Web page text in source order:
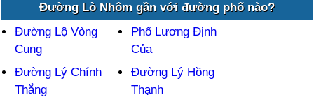
Đường Lò Nhôm gần với đường phố nào?
Đường Lộ Vòng
Cung
Phố Lương Định
Của
Đường Lý Chính
Thắng
Đường Lý Hồng
Thạnh